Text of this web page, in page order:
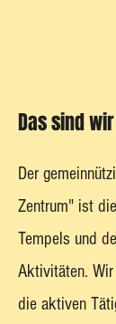
Das sind wir
Der
Zentrum" ist
Tempels und
Aktivitäten. Wir
die aktiven